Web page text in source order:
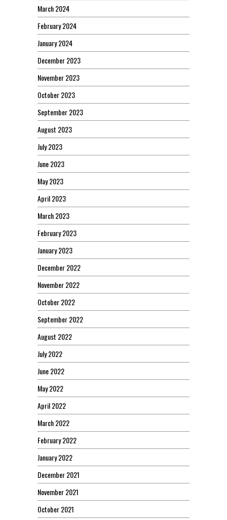
March 2024
February 2024
January 2024
December 2023
November 2023
October 2023
September 2023
August 2023
July 2023
June 2023
May 2023
April 2023
March 2023
February 2023
January 2023
December 2022
November 2022
October 2022
September 2022
August 2022
July 2022
June 2022
May 2022
April 2022
March 2022
February 2022
January 2022
December 2021
November 2021
October 2021